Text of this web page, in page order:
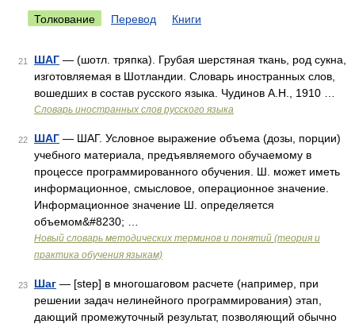
Толкование Перевод Книги
21 ШАГ — (шотл. тряпка). Грубая шерстяная ткань, род сукна,
изготовляемая в Шотландии. Словарь иностранных слов,
вошедших в состав русского языка. Чудинов А.Н., 1910 …
Словарь иностранных слов русского языка
22 ШАГ — ШАГ. Условное выражение объема (дозы, порции)
учебного материала, предъявляемого обучаемому в
процессе программированного обучения. Ш. может иметь
информационное, смысловое, операционное значение.
Информационное значение Ш. определяется
объемом&#8230; …
Новый словарь методических терминов и понятий (теория и
практика обучения языкам)
23 Шаг — [step] в многошаговом расчете (например, при
решении задач нелинейного программирования) этап,
дающий промежуточный результат, позволяющий обычно